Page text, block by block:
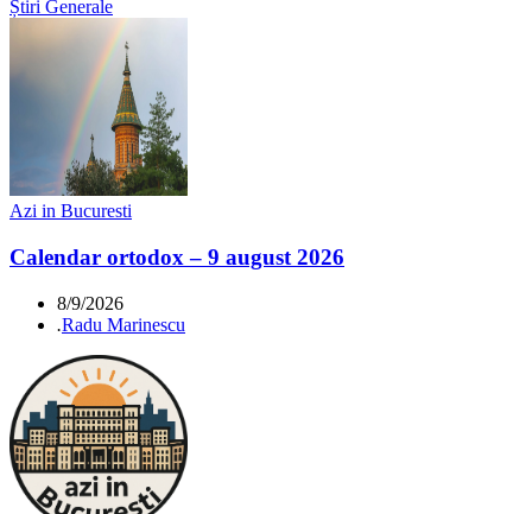
Știri Generale
Azi in Bucuresti
Calendar ortodox – 9 august 2026
8/9/2026
.Radu Marinescu